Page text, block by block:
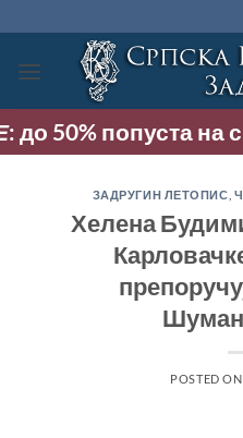
на
садржај
50% попуста на
ЗАДРУГИН ЛЕТОПИС
Хелена
POSTED ON